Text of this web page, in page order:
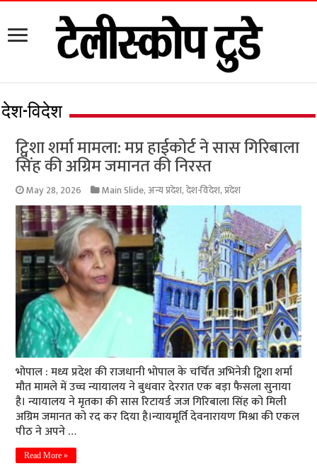
देश-विदेश
ट्विशा शर्मा मामला: मप्र हाईकोर्ट ने सास गिरिबाला
सिंह की अग्रिम जमानत की निरस्त
May 28, 2026 Main Slide,अन्य प्रदेश,देश-विदेश,प्रदेश
भोपाल : मध्य प्रदेश की राजधानी भोपाल के चर्चित अभिनेत्री ट्विशा शर्मा
मौत मामले में उच्च न्यायालय ने बुधवार देररात एक बड़ा फैसला सुनाया
है। न्यायालय ने मृतका की सास रिटायर्ड जज गिरिबाला सिंह को मिली
अग्रिम जमानत को रद कर दिया है।न्यायमूर्ति देवनारायण मिश्रा की एकल
पीठ ने अपने …
Read More »